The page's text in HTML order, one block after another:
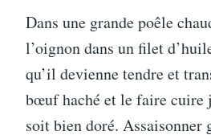
Dans une grande poêle
l’oignon dans un filet
qu’il devienne tendre et
bœuf haché et le faire cuire
soit bien doré. Assaisonner